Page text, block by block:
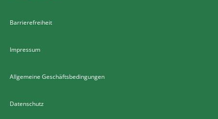
Barrierefreiheit
Impressum
Allgemeine Geschäftsbedingungen
Datenschutz